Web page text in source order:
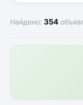
Найдено: 354